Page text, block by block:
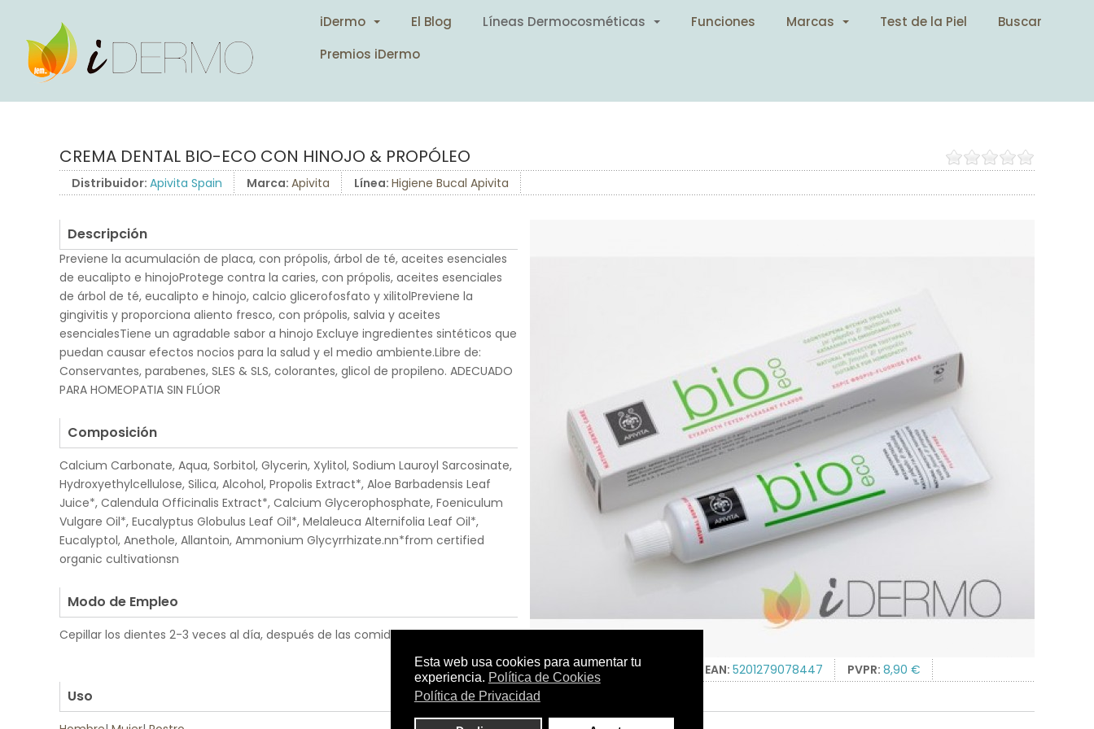
iDermo El Blog Líneas Dermocosméticas Funciones Marcas Test de la Piel
Buscar
Premios iDermo
CREMA DENTAL BIO-ECO CON HINOJO & PROPÓLEO
Distribuidor: Apivita Spain Marca: Apivita Línea: Higiene Bucal Apivita
Tamaño:75 ml. EAN: 5201279078447 PVPR: 8,90 €
Descripción
Previene la acumulación de placa, con própolis, árbol de té, aceites esenciales
de eucalipto e hinojoProtege contra la caries, con própolis, aceites esenciales
de árbol de té, eucalipto e hinojo, calcio glicerofosfato y xilitolPreviene la
gingivitis y proporciona aliento fresco, con própolis, salvia y aceites
esencialesTiene un agradable sabor a hinojo Excluye ingredientes sintéticos que
puedan causar efectos nocios para la salud y el medio ambiente.Libre de:
Conservantes, parabenes, SLES & SLS, colorantes, glicol de propileno. ADECUADO
PARA HOMEOPATIA SIN FLÚOR
Composición
Calcium Carbonate, Aqua, Sorbitol, Glycerin, Xylitol, Sodium Lauroyl Sarcosinate,
Hydroxyethylcellulose, Silica, Alcohol, Propolis Extract*, Aloe Barbadensis Leaf
Juice*, Calendula Officinalis Extract*, Calcium Glycerophosphate, Foeniculum
Vulgare Oil*, Eucalyptus Globulus Leaf Oil*, Melaleuca Alternifolia Leaf Oil*,
Eucalyptol, Anethole, Allantoin, Ammonium Glycyrrhizate.nn*from certified
organic cultivationsn
Modo de Empleo
Cepillar los dientes 2-3 veces al día, después de las comidas.
Uso